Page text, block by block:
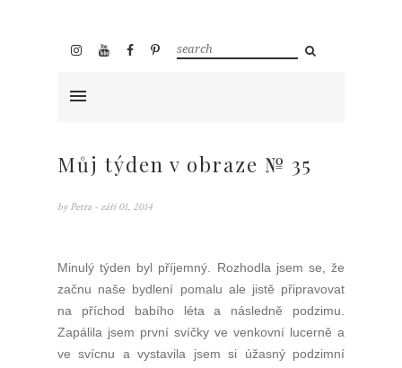
Můj týden v obraze № 35
by Petra - září 01, 2014
Minulý týden byl příjemný. Rozhodla jsem se, že
začnu naše bydlení pomalu ale jistě připravovat
na příchod babího léta a následně podzimu.
Zapálila jsem první svíčky ve venkovní lucerně a
ve svícnu a vystavila jsem si úžasný podzimní